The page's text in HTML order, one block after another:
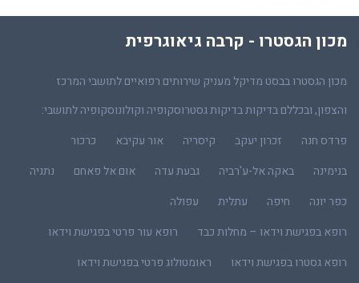
מכון הגסטרו - קרבה גיאוגרפית
מכון הגסטרו בבסט מדיקל מעניק שירותים רפואיים לתושבי המרכז
והצפון, ובכללם בדיקות בדיקות גסטרוסקופיה וקולונוסקופיה לתושבי:
פרדס חנה
זכרון יעקב קיסריה אור עקיבא
כרכור
בנימינה
באקה אל-ע'רביה גבעת עדה אום אל פאחם
נתניה
כפר יונה
חיפה עתלית
עפולה
רופא בפגישת וידאו – מחלות כבד
רופא עור פרטי בפגישת וידאו
רופא גסטרו בפגישת וידאו
ראומטולוג פרטי בפגישת וידאו